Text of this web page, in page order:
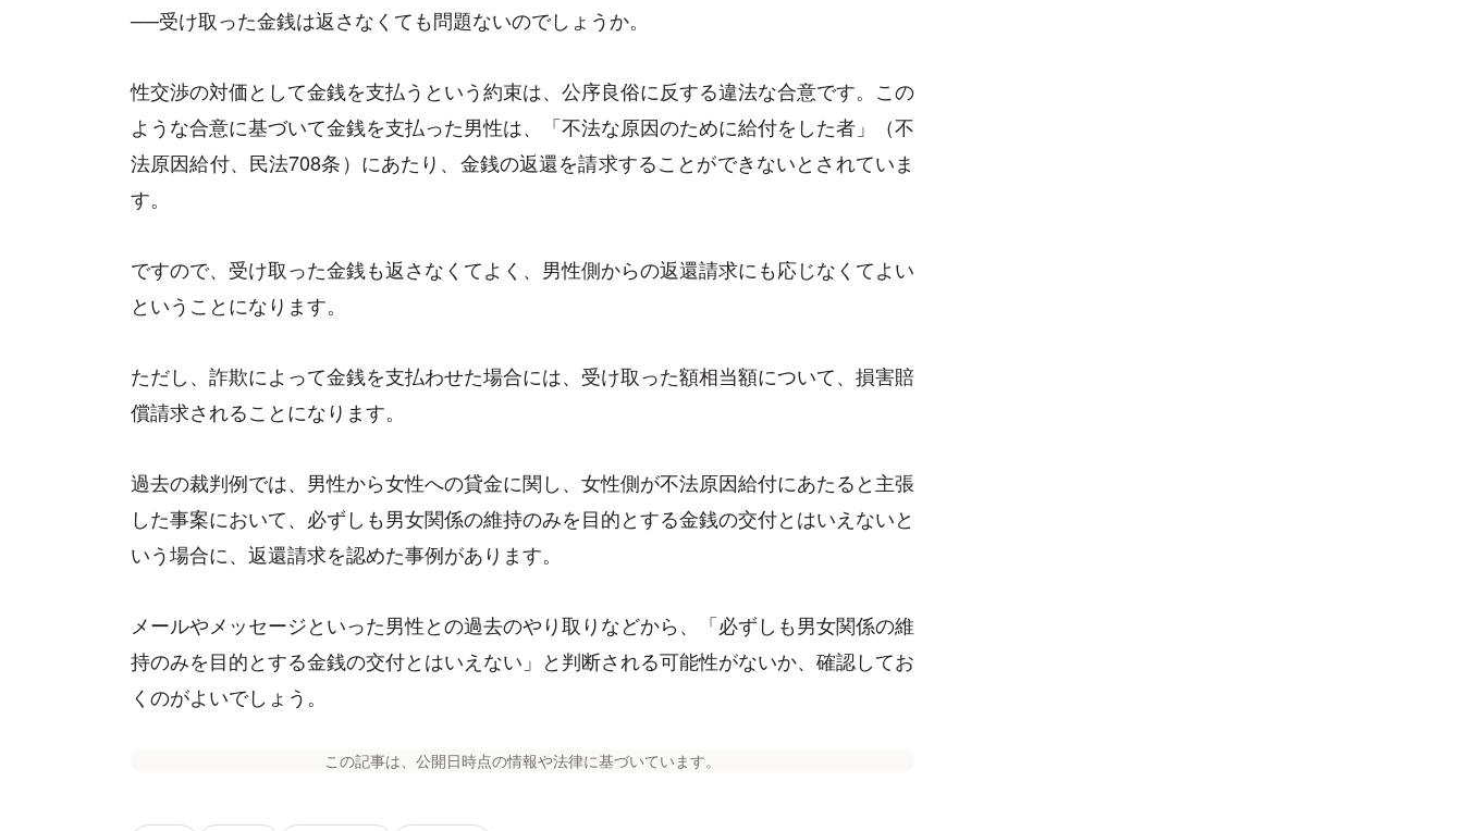
──受け取った金銭は返さなくても問題ないのでしょうか。
性交渉の対価として金銭を支払うという約束は、公序良俗に反する違法な合意です。この
ような合意に基づいて金銭を支払った男性は、「不法な原因のために給付をした者」（不
法原因給付、民法708条）にあたり、金銭の返還を請求することができないとされていま
す。
ですので、受け取った金銭も返さなくてよく、男性側からの返還請求にも応じなくてよい
ということになります。
ただし、詐欺によって金銭を支払わせた場合には、受け取った額相当額について、損害賠
償請求されることになります。
過去の裁判例では、男性から女性への貸金に関し、女性側が不法原因給付にあたると主張
した事案において、必ずしも男女関係の維持のみを目的とする金銭の交付とはいえないと
いう場合に、返還請求を認めた事例があります。
メールやメッセージといった男性との過去のやり取りなどから、「必ずしも男女関係の維
持のみを目的とする金銭の交付とはいえない」と判断される可能性がないか、確認してお
くのがよいでしょう。
この記事は、公開日時点の情報や法律に基づいています。